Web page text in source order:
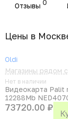
Отзывы 0
Цены в
Oldi
Магазины рядом
Нет в наличии
Видеокарта Palit
12288Mb
73720.00 ₽